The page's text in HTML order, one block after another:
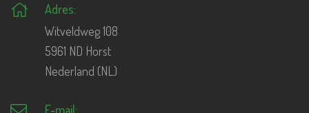
Adres:
Witveldweg 108
5961 ND Horst
Nederland (NL)
E-mail: